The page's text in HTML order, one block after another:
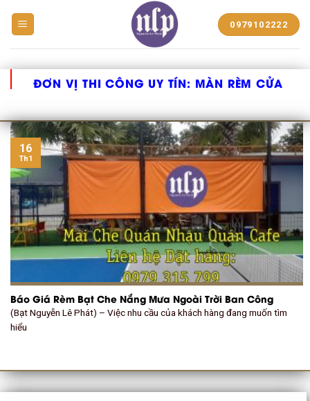
NHỰA
0979102222
ĐƠN VỊ THI CÔNG UY TÍN: MÀN RÈM CỬA
Báo Giá Rèm Bạt Che Nắng Mưa Ngoài Trời Ban Công
(Bạt Nguyễn Lê Phát) – Việc nhu cầu của khách hàng đang muốn tìm
hiểu
16
Th1